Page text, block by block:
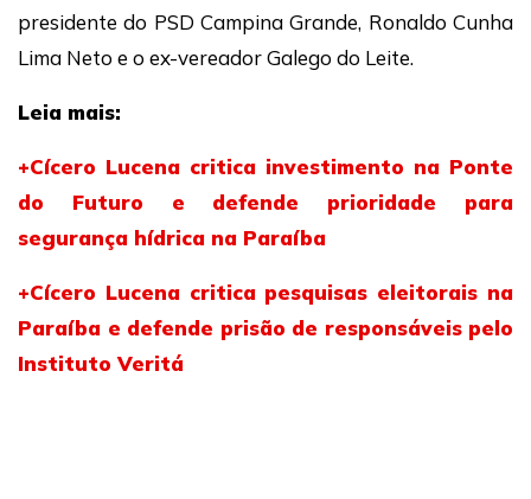
presidente do PSD Campina Grande, Ronaldo Cunha
Lima Neto e o ex-vereador Galego do Leite.
Leia mais:
+Cícero Lucena critica investimento na Ponte
do Futuro e defende prioridade para
segurança hídrica na Paraíba
+Cícero Lucena critica pesquisas eleitorais na
Paraíba e defende prisão de responsáveis pelo
Instituto Veritá